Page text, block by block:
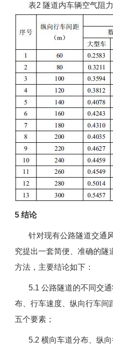
表2 隧道内车辆空气阻
5 结论
针对现有公路隧道交通
究提出一套简便、准确的隧
方法，主要结论如下：
5.1 公路隧道的不同交通
布、行车速度、纵向行车间
五个要素；
5.2 横向车道分布、纵向